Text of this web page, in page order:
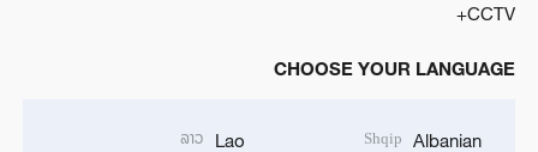
CCTV+
CHOOSE YOUR LANGUAGE
Albanian
Shqip
Lao
ລາວ